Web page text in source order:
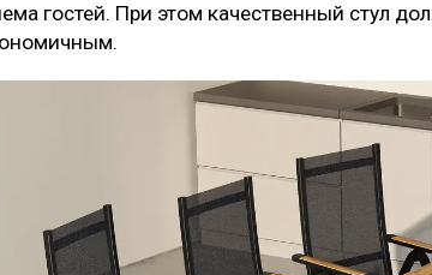
гостей. При этом качественный стул